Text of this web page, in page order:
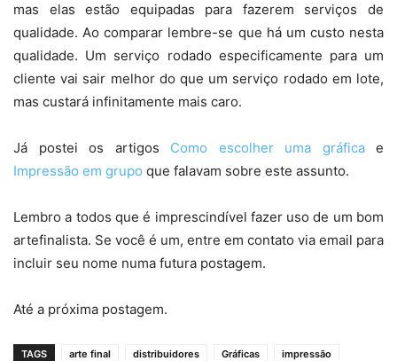
mas elas estão equipadas para fazerem serviços de
qualidade. Ao comparar lembre-se que há um custo nesta
qualidade. Um serviço rodado especificamente para um
cliente vai sair melhor do que um serviço rodado em lote,
mas custará infinitamente mais caro.
Já postei os artigos Como escolher uma gráficae
Impressão em grupo que falavam sobre este assunto.
Lembro a todos que é imprescindível fazer uso de um bom
artefinalista. Se você é um, entre em contato via email para
incluir seu nome numa futura postagem.
Até a próxima postagem.
TAGS arte final distribuidores Gráficas
impressão